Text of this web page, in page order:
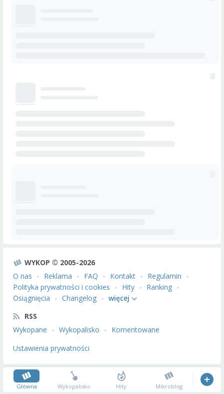
WYKOP © 2005-2026
O nas
Reklama FAQ Kontakt
Regulamin
Polityka prywatności i cookies
Hity
Ranking
Osiągnięcia
Changelog
więcej
RSS
Wykopane
Wykopalisko
Komentowane
Ustawienia prywatności
Główna Wykopalisko Hity Mikroblog